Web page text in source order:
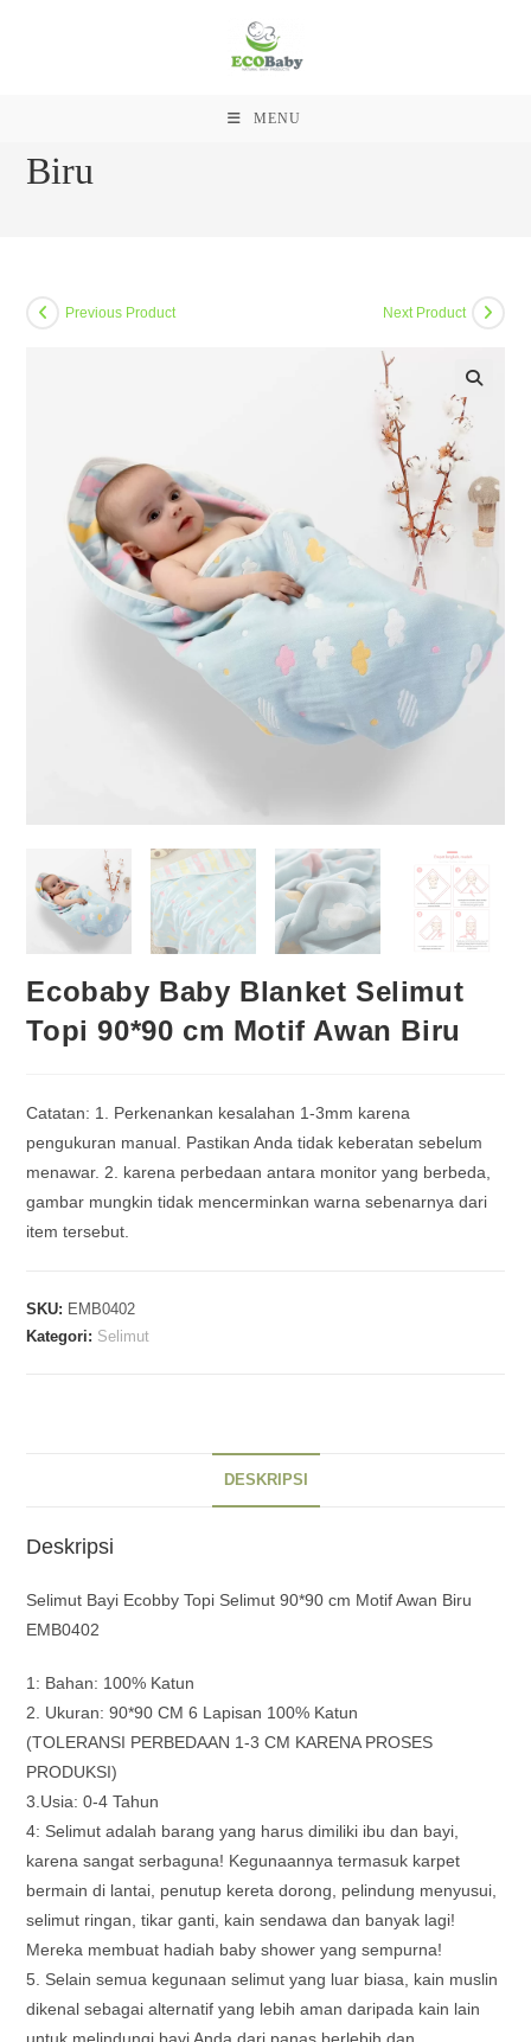
MENU
Ecobaby Baby Blanket Selimut
Topi 90*90 cm Motif Awan
Biru
Previous Product Next Product
🔍
Ecobaby Baby Blanket Selimut
Topi 90*90 cm Motif Awan Biru
Catatan: 1. Perkenankan kesalahan 1-3mm karena
pengukuran manual. Pastikan Anda tidak keberatan sebelum
menawar. 2. karena perbedaan antara monitor yang berbeda,
gambar mungkin tidak mencerminkan warna sebenarnya dari
item tersebut.
SKU: EMB0402
Kategori: Selimut
DESKRIPSI
Deskripsi
Selimut Bayi Ecobby Topi Selimut 90*90 cm Motif Awan Biru
EMB0402
1: Bahan: 100% Katun
2. Ukuran: 90*90 CM 6 Lapisan 100% Katun
(TOLERANSI PERBEDAAN 1-3 CM KARENA PROSES
PRODUKSI)
3.Usia: 0-4 Tahun
4: Selimut adalah barang yang harus dimiliki ibu dan bayi,
karena sangat serbaguna! Kegunaannya termasuk karpet
bermain di lantai, penutup kereta dorong, pelindung menyusui,
selimut ringan, tikar ganti, kain sendawa dan banyak lagi!
Mereka membuat hadiah baby shower yang sempurna!
5. Selain semua kegunaan selimut yang luar biasa, kain muslin
dikenal sebagai alternatif yang lebih aman daripada kain lain